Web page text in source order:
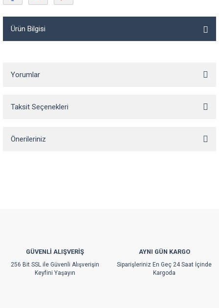
Ürün Bilgisi
Yorumlar
Taksit Seçenekleri
Önerileriniz
Ürün fiyatı diğer sitelerden daha pahalı.
Bu ürüne benzer farklı alternatifler olmalı.
GÜVENLİ ALIŞVERİŞ
256 Bit SSL ile Güvenli Alışverişin
Keyfini Yaşayın
AYNI GÜN KARGO
Siparişleriniz En Geç 24 Saat İçinde
Kargoda